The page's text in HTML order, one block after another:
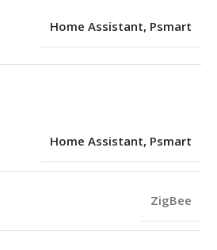
Home Assistant, Psmart
Home Assistant, Psmart
ZigBee